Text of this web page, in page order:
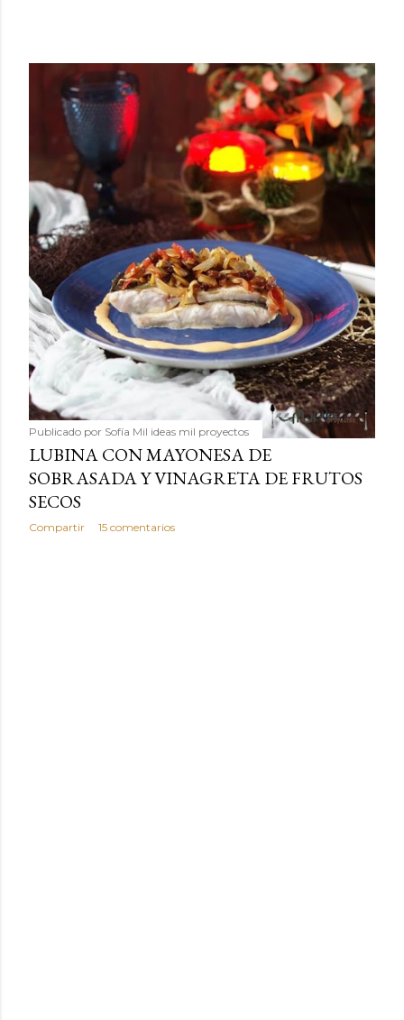
Publicado por Sofía Mil ideas mil proyectos
LUBINA CON MAYONESA DE
SOBRASADA Y VINAGRETA DE FRUTOS
SECOS
Compartir 15 comentarios